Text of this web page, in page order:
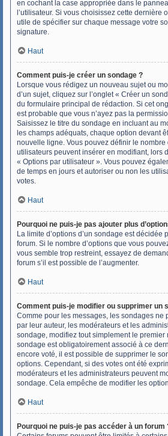
en cochant la case appropriée dans le
l’utilisateur. Si vous choisissez cette dernière
utile de spécifier sur chaque message votre
signature.
Haut
Comment puis-je créer un sondage ?
Lorsque vous rédigez un nouveau sujet ou
d’un sujet, cliquez sur l’onglet « Créer un
du formulaire principal de rédaction. Si cet
est probable que vous n’ayez pas la
Saisissez le titre du sondage en incluant au
les champs adéquats, chaque option devant
nouvelle ligne. Vous pouvez définir le nombre
utilisateurs peuvent insérer en modifiant, lors
« Options par utilisateur ». Vous pouvez
de temps en jours et autoriser ou non les
votes.
Haut
Pourquoi ne puis-je pas ajouter plus
La limite d’options d’un sondage est décidée
forum. Si le nombre d’options que vous
vous semble trop restreint, essayez de
forum s’il est possible de l’augmenter.
Haut
Comment puis-je modifier ou supprimer un
Comme pour les messages, les sondages ne
par leur auteur, les modérateurs et les
sondage, modifiez tout simplement le premier
sondage est obligatoirement associé à ce
encore voté, il est possible de supprimer le
options. Cependant, si des votes ont été
modérateurs et les administrateurs peuvent
sondage. Cela empêche de modifier les
Haut
Pourquoi ne puis-je pas accéder à un forum